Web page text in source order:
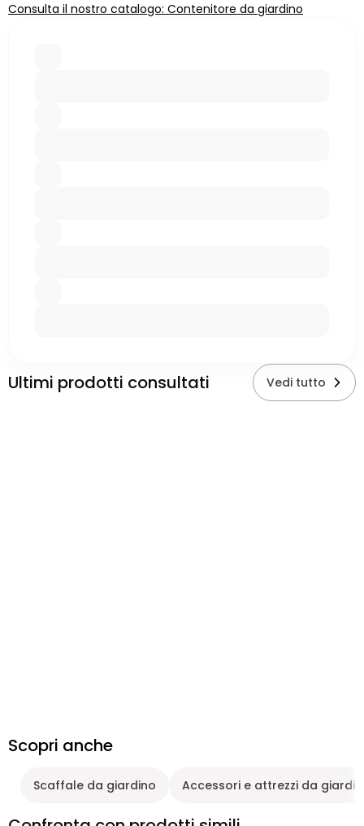
Consulta il nostro catalogo: Contenitore da giardino
Ultimi prodotti consultati Vedi tutto
Scopri anche
Scaffale da giardino Accessori e attrezzi da